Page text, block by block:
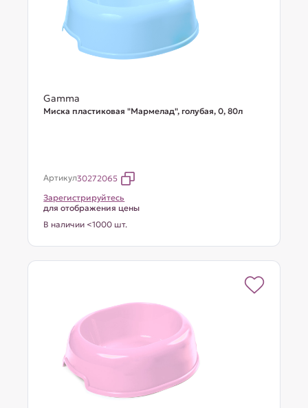
Gamma
Миска пластиковая "Мармелад", голубая, 0, 80л
Артикул30272065
Зарегистрируйтесь
для отображения цены
В наличии <1000 шт.